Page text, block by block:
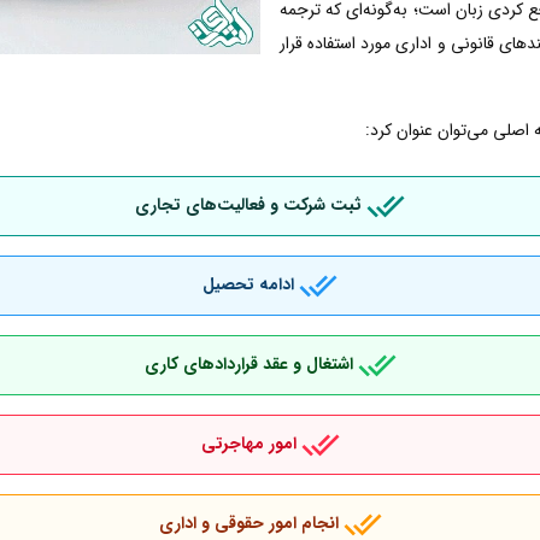
زبان است؛ به‌گونه‌ای که ترجمه
قانونی و اداری مورد استفاده قرار
اصلی می‌توان عنوان کرد:
ثبت شرکت و فعالیت‌های تجاری
ادامه تحصیل
اشتغال و عقد قراردادهای کاری
امور مهاجرتی
انجام امور حقوقی و اداری